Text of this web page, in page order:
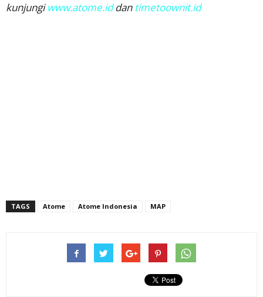
kunjungiwww.atome.iddantimetoownit.id
TAGS Atome Atome Indonesia MAP